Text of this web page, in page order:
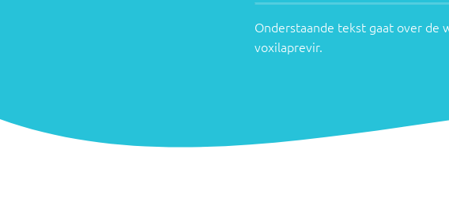
stof
sofosbuvir
Onderstaande tekst gaat over de
voxilaprevir.